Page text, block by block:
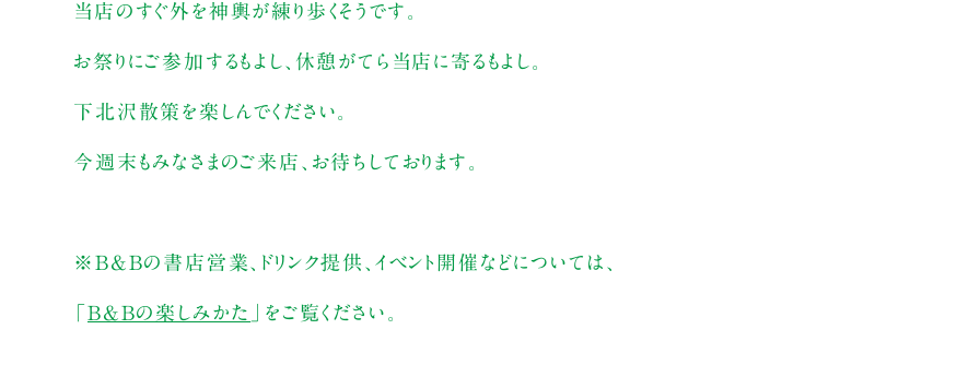
当店のすぐ外を神輿が練り歩くそうです。
お祭りにご参加するもよし、休憩がてら当店に寄るもよし。
下北沢散策を楽しんでください。
今週末もみなさまのご来店、お待ちしております。
※B&Bの書店営業、ドリンク提供、イベント開催などについては、
B&Bの楽しみかた 」をご覧ください。